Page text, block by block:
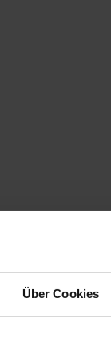
Über Cookies